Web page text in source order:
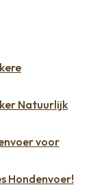
Natuurlijk
voor
Hondenvoer!